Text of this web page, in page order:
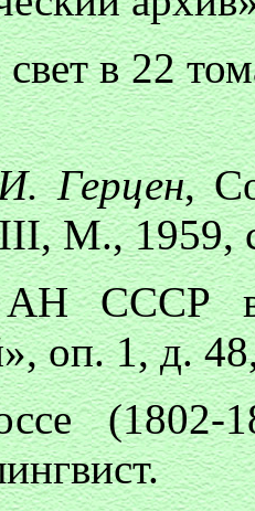
в 22
Герцен,
М., 1959,
СССР в
оп. 1, д.
(1802-